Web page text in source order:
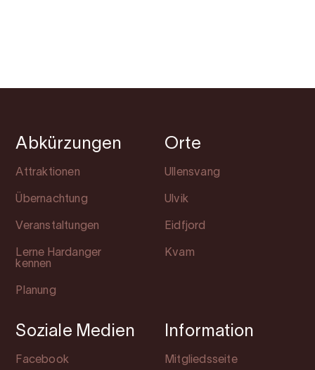
Abkürzungen
Attraktionen
Übernachtung
Veranstaltungen
Lerne Hardanger
kennen
Planung
Orte
Ullensvang
Ulvik
Eidfjord
Kvam
Soziale Medien
Facebook
Information
Mitgliedsseite